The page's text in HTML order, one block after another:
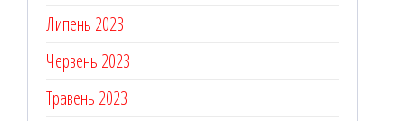
Липень 2023
Червень 2023
Травень 2023